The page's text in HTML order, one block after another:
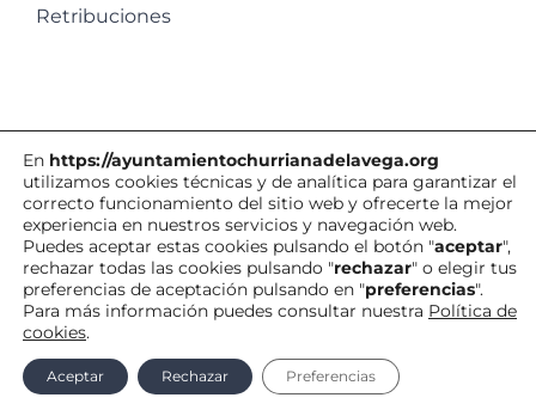
Retribuciones
Ayuntamiento de Churriana de la Vega | Todos los derechos
Legal| Contacto|
En https://ayuntamientochurrianadelavega.org
utilizamos cookies técnicas y de analítica para garantizar el
correcto funcionamiento del sitio web y ofrecerte la mejor
experiencia en nuestros servicios y navegación web.
Puedes aceptar estas cookies pulsando el botón "aceptar",
rechazar todas las cookies pulsando "rechazar" o elegir tus
preferencias de aceptación pulsando en "preferencias".
Para más información puedes consultar nuestra Política de
cookies.
Aceptar Rechazar Preferencias